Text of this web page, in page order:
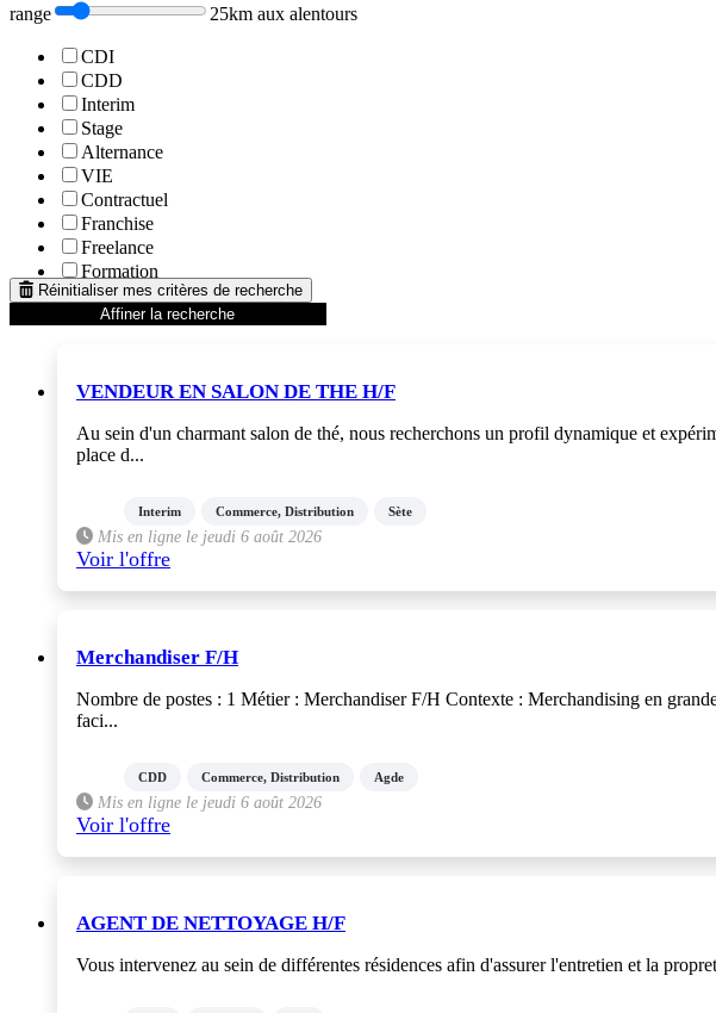
range 25km aux alentours
CDI
CDD
Interim
Stage
Alternance
VIE
Contractuel
Franchise
Freelance
Formation
Réinitialiser mes critères de recherche
Affiner la recherche
VENDEUR EN SALON DE THE H/F
Au sein d'un charmant salon de thé, nous recherchons un profil dynamique et
place d...
Interim Commerce, Distribution Sète
Mis en ligne le jeudi 6 août 2026
Voir l'offre
Merchandiser F/H
Nombre de postes : 1 Métier : Merchandiser F/H Contexte : Merchandising en
faci...
CDD Commerce, Distribution Agde
Mis en ligne le jeudi 6 août 2026
Voir l'offre
AGENT DE NETTOYAGE H/F
Vous intervenez au sein de différentes résidences afin d'assurer l'entretien et la